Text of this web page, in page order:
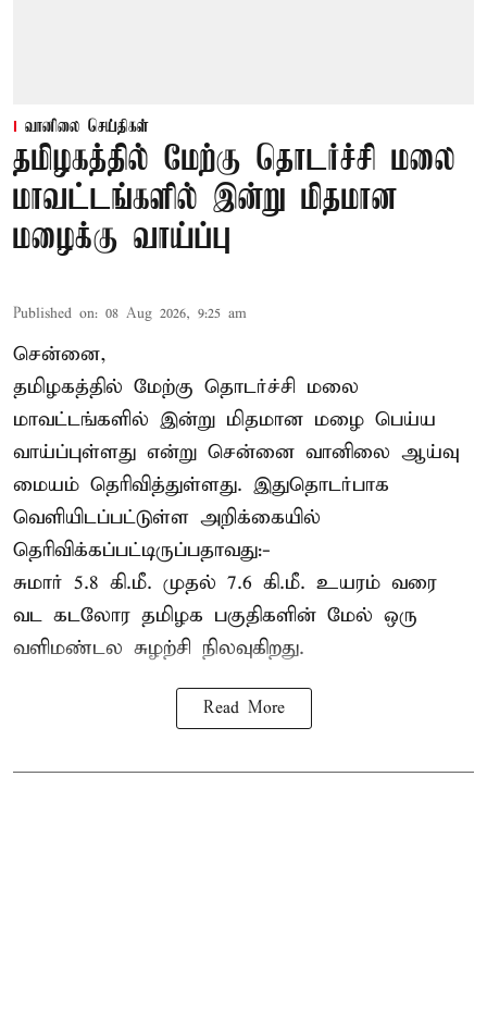
வானிலை செய்திகள்
தமிழகத்தில் மேற்கு தொடர்ச்சி மலை
மாவட்டங்களில் இன்று மிதமான
மழைக்கு வாய்ப்பு
Published on: 08 Aug 2026, 9:25 am
சென்னை,
தமிழகத்தில் மேற்கு தொடர்ச்சி மலை
மாவட்டங்களில் இன்று மிதமான மழை பெய்ய
வாய்ப்புள்ளது என்று சென்னை வானிலை ஆய்வு
மையம் தெரிவித்துள்ளது. இதுதொடர்பாக
வெளியிடப்பட்டுள்ள அறிக்கையில்
தெரிவிக்கப்பட்டிருப்பதாவது:-
சுமார் 5.8 கி.மீ. முதல் 7.6 கி.மீ. உயரம் வரை
வட கடலோர தமிழக பகுதிகளின் மேல் ஒரு
வளிமண்டல சுழற்சி நிலவுகிறது.
Read More